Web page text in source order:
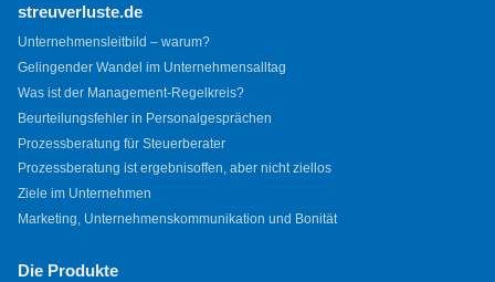
streuverluste.de
Unternehmensleitbild – warum?
Gelingender Wandel im Unternehmensalltag
Was ist der Management-Regelkreis?
Beurteilungsfehler in Personalgesprächen
Prozessberatung für Steuerberater
Prozessberatung ist ergebnisoffen, aber nicht ziellos
Ziele im Unternehmen
Marketing, Unternehmenskommunikation und Bonität
Die Produkte